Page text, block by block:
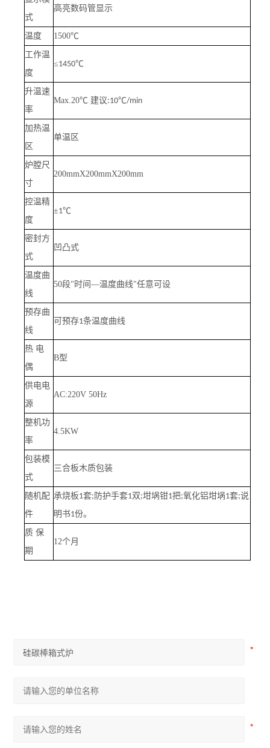
式
高亮数码管显示
温度 1500℃
工作温
度
≤1450℃
升温速
率
Max.20℃ 建议:10℃/min
加热温
区
单温区
炉膛尺
寸
200mmX200mmX200mm
控温精
度
±1℃
密封方
式
凹凸式
温度曲
线
50段" 时间—温度曲线"任意可设
预存曲
线
可预存1条温度曲线
热 电
偶
B型
供电电
源
AC:220V 50Hz
整机功
率
4.5KW
包装模
式
三合板木质包装
随机配
件
承烧板1套; 防护手套1双;坩埚钳1把;氧化铝坩埚1套;说
明书1份。
质 保
期
12个月